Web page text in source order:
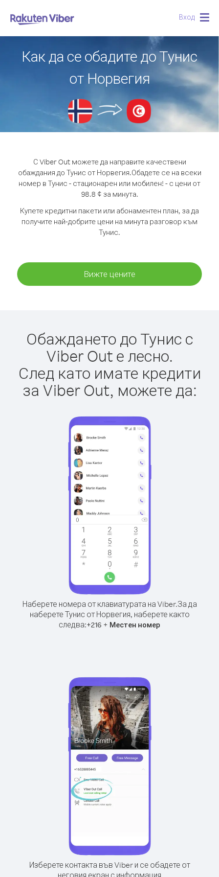
Вход
Как да се обадите до Тунис
от Норвегия
С Viber Out можете да направите качествени
обаждания до Тунис от Норвегия.Обадете се на всеки
номер в Тунис - стационарен или мобилен! - с цени от
98.8 ¢ за минута.
Купете кредитни пакети или абонаментен план, за да
получите най-добрите цени на минута разговор към
Тунис.
Вижте цените
Обаждането до Тунис с
Viber Out е лесно.
След като имате кредити
за Viber Out, можете да:
Наберете номера от клавиатурата на Viber.За да
наберете Тунис от Норвегия, наберете както
следва:+216 + Местен номер
Изберете контакта във Viber и се обадете от
неговия екран с информация